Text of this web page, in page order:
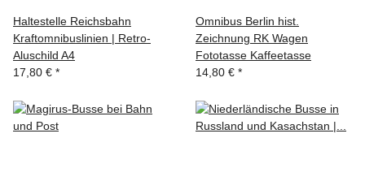
Haltestelle Reichsbahn
Kraftomnibuslinien | Retro-
Aluschild A4
17,80 € *
Omnibus Berlin hist.
Zeichnung RK Wagen
Fototasse Kaffeetasse
14,80 € *